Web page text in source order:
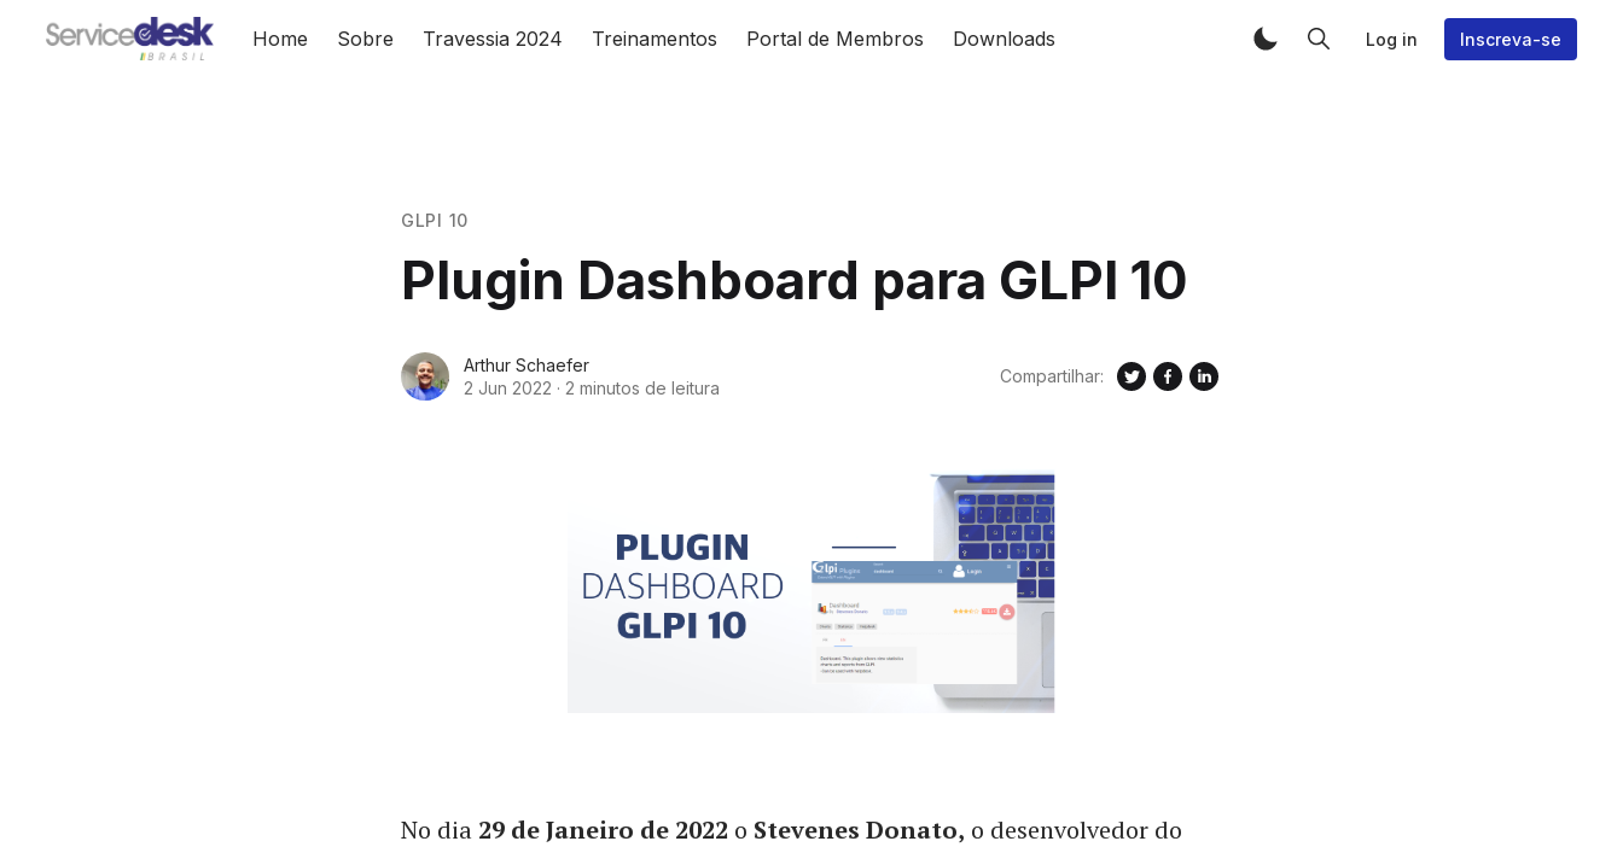
Home Sobre Travessia 2024 Treinamentos Portal de Membros Downloads Log in Inscreva-se
GLPI 10
Plugin Dashboard para GLPI 10
Arthur Schaefer
2 Jun 2022 · 2 minutos de leitura
Compartilhar:
No dia 29 de Janeiro de 2022 o Stevenes Donato, o desenvolvedor do